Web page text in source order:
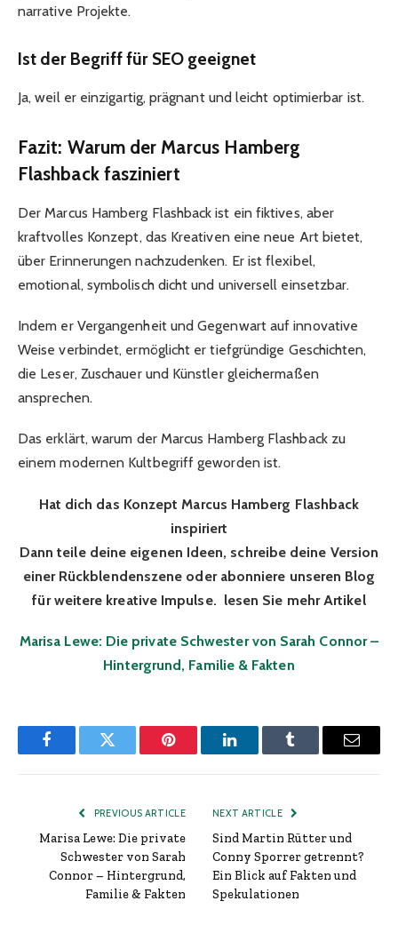
narrative Projekte.
Ist der Begriff für SEO geeignet
Ja, weil er einzigartig, prägnant und leicht optimierbar ist.
Fazit: Warum der Marcus Hamberg
Flashback fasziniert
Der Marcus Hamberg Flashback ist ein fiktives, aber
kraftvolles Konzept, das Kreativen eine neue Art bietet,
über Erinnerungen nachzudenken. Er ist flexibel,
emotional, symbolisch dicht und universell einsetzbar.
Indem er Vergangenheit und Gegenwart auf innovative
Weise verbindet, ermöglicht er tiefgründige Geschichten,
die Leser, Zuschauer und Künstler gleichermaßen
ansprechen.
Das erklärt, warum der Marcus Hamberg Flashback zu
einem modernen Kultbegriff geworden ist.
Hat dich das Konzept Marcus Hamberg Flashback
inspiriert
Dann teile deine eigenen Ideen, schreibe deine Version
einer Rückblendenszene oder abonniere unseren Blog
für weitere kreative Impulse. lesen Sie mehr Artikel
Marisa Lewe: Die private Schwester von Sarah Connor –
Hintergrund, Familie & Fakten
FacebookTwitter Pinterest LinkedInTumblr Email
PREVIOUS ARTICLE
Marisa Lewe: Die private
Schwester von Sarah
Connor – Hintergrund,
Familie & Fakten
NEXT ARTICLE
Sind Martin Rütter und
Conny Sporrer getrennt?
Ein Blick auf Fakten und
Spekulationen